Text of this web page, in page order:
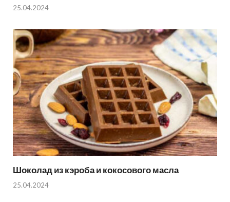
25.04.2024
Шоколад из кэроба и кокосового масла
25.04.2024